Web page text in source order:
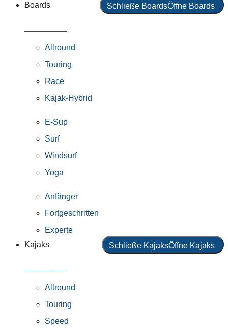
Boards Schließe BoardsÖffne Boards
Allround
Touring
Race
Kajak-Hybrid
E-Sup
Surf
Windsurf
Yoga
Anfänger
Fortgeschritten
Experte
Kajaks
Schließe KajaksÖffne Kajaks
Allround
Touring
Speed